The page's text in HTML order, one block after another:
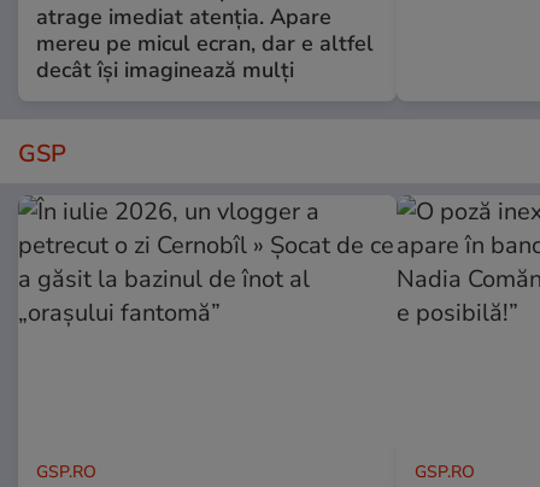
atrage imediat atenția. Apare
mereu pe micul ecran, dar e altfel
decât își imaginează mulți
GSP
GSP.RO GSP.RO